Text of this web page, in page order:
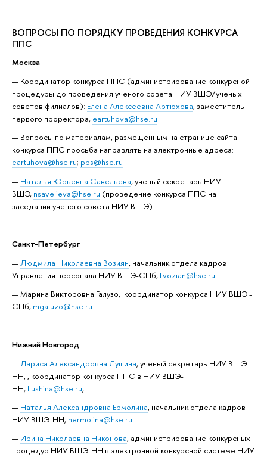
ВОПРОСЫ ПО ПОРЯДКУ ПРОВЕДЕНИЯ КОНКУРСА
ППС
Москва
Координатор конкурса ППС (администрирование конкурсной
процедуры до проведения ученого совета НИУ ВШЭ/ученых
советов филиалов): Елена Алексеевна Артюхова, заместитель
первого проректора, eartuhova@hse.ru
Вопросы по материалам, размещенным на странице сайта
конкурса ППС просьба направлять на электронные адреса:
eartuhova@hse.ru; pps@hse.ru
Наталья Юрьевна Савельева, ученый секретарь НИУ
ВШЭ, nsavelieva@hse.ru (проведение конкурса ППС на
заседании ученого совета НИУ ВШЭ)
Санкт-Петербург
Людмила Николаевна Возиян, начальник отдела кадров
Управления персонала НИУ ВШЭ-СПб, Lvozian@hse.ru
Марина Викторовна Галузо, координатор конкурса НИУ ВШЭ -
СПб, mgaluzo@hse.ru
Нижний Новгород
Лариса Александровна Лушина, ученый секретарь НИУ ВШЭ-
НН, , координатор конкурса ППС в НИУ ВШЭ-
НН, llushina@hse.ru,
Наталья Александровна Ермолина, начальник отдела кадров
НИУ ВШЭ-НН, nermolina@hse.ru
Ирина Николаевна Никонова, администрирование конкурсных
процедур НИУ ВШЭ-НН в электронной конкурсной системе НИУ